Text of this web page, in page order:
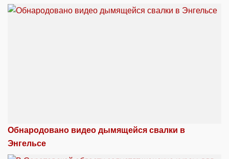
Обнародовано видео дымящейся свалки в
Энгельсе